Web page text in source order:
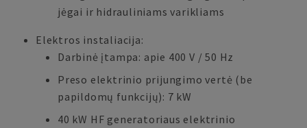
jėgai ir hidrauliniams varikliams
Elektros instaliacija:
Darbinė įtampa: apie 400 V / 50 Hz
Preso elektrinio prijungimo vertė (be
papildomų funkcijų): 7 kW
40 kW HF generatoriaus elektrinio